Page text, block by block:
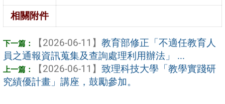
相關附件
【2026-06-11】 教育部修正「不適任教育人
員之通報資訊蒐集及查詢處理利用辦法」 ...
【2026-06-11】 致理科技大學「教學實踐研
究績優計畫」講座，鼓勵參加。